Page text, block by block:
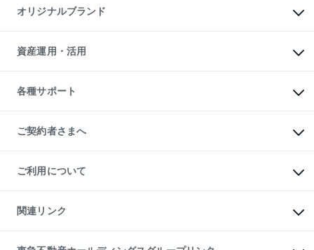
アパート経営
収益物件
ビル購入（ビル一棟）
投資用不動産の売却査定
事業用不動産の売却査定
マンションライブラリー
人気マンションランキング
暮らしに役立つ不動産メディア
不動産相場・不動産価格情報
不動産コラム・ニュース
不動産用語集
不動産なんでもネット相談室
住まいの税金
オリジナルブランド
一棟リノベーションマンション
L`GENTE（ルジェンテ）
区分リノベーションマンション
投資用一棟レジデンスWELL
不動産小口投資
LEGACIA（レガシア）
資産運用・活用
不動産M&A
アセットマネジメント・出資
各種サポート
相続サポート
リフォームサポート
ご契約者さまへ
ご紹介・再契約特典
入居者様専用-各種ご案内（賃貸）
東急こすもす会「こすもすWeb」
ご利用について
金融商品取引について
東急リバブル ソーシャルメディアポリシー
ご意見・お問い合わせ（金融商品取引専用の相談・お問い合わせ窓口）
関連リンク
これからご結婚される方に東急百貨店のブライダルクラブ